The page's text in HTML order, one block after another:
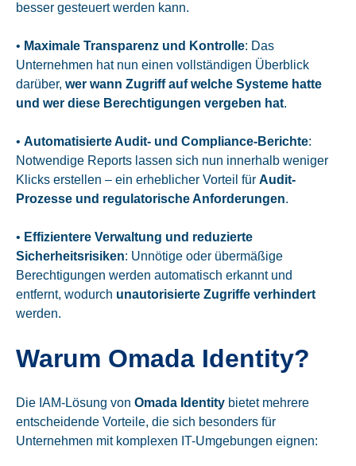
besser gesteuert werden kann.
• Maximale Transparenz und Kontrolle: Das
Unternehmen hat nun einen vollständigen Überblick
darüber, wer wann Zugriff auf welche Systeme hatte
und wer diese Berechtigungen vergeben hat.
• Automatisierte Audit- und Compliance-Berichte:
Notwendige Reports lassen sich nun innerhalb weniger
Klicks erstellen – ein erheblicher Vorteil für Audit-
Prozesse und regulatorische Anforderungen.
• Effizientere Verwaltung und reduzierte
Sicherheitsrisiken: Unnötige oder übermäßige
Berechtigungen werden automatisch erkannt und
entfernt, wodurch unautorisierte Zugriffe verhindert
werden.
Warum Omada Identity?
Die IAM-Lösung von Omada Identity bietet mehrere
entscheidende Vorteile, die sich besonders für
Unternehmen mit komplexen IT-Umgebungen eignen: